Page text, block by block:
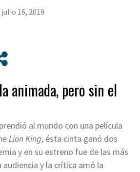
julio 16, 2019
animada, pero sin el
al mundo con una película
Lion King, ésta cinta ganó dos
y en su estreno fue de las más
y la crítica amó la